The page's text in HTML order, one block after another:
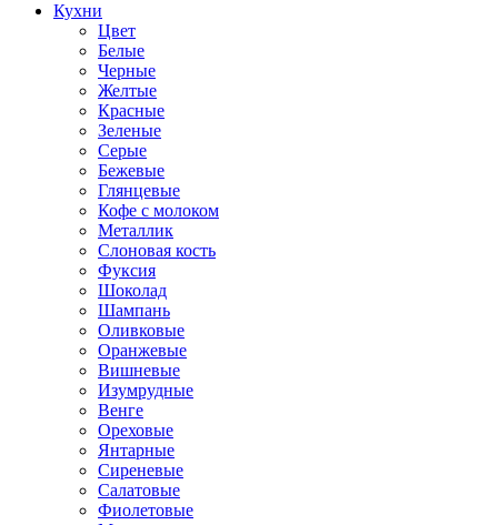
Кухни
Цвет
Белые
Черные
Желтые
Красные
Зеленые
Серые
Бежевые
Глянцевые
Кофе с молоком
Металлик
Слоновая кость
Фуксия
Шоколад
Шампань
Оливковые
Оранжевые
Вишневые
Изумрудные
Венге
Ореховые
Янтарные
Сиреневые
Салатовые
Фиолетовые